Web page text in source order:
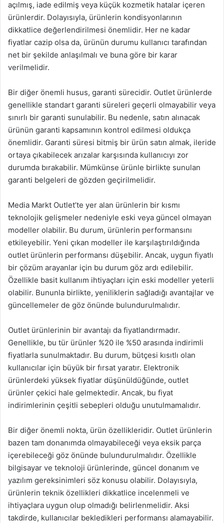
açılmış, iade edilmiş veya küçük kozmetik hatalar içeren
ürünlerdir. Dolayısıyla, ürünlerin kondisyonlarının
dikkatlice değerlendirilmesi önemlidir. Her ne kadar
fiyatlar cazip olsa da, ürünün durumu kullanıcı tarafından
net bir şekilde anlaşılmalı ve buna göre bir karar
verilmelidir.
Bir diğer önemli husus, garanti sürecidir. Outlet ürünlerde
genellikle standart garanti süreleri geçerli olmayabilir veya
sınırlı bir garanti sunulabilir. Bu nedenle, satın alınacak
ürünün garanti kapsamının kontrol edilmesi oldukça
önemlidir. Garanti süresi bitmiş bir ürün satın almak, ileride
ortaya çıkabilecek arızalar karşısında kullanıcıyı zor
durumda bırakabilir. Mümkünse ürünle birlikte sunulan
garanti belgeleri de gözden geçirilmelidir.
Media Markt Outlet’te yer alan ürünlerin bir kısmı
teknolojik gelişmeler nedeniyle eski veya güncel olmayan
modeller olabilir. Bu durum, ürünlerin performansını
etkileyebilir. Yeni çıkan modeller ile karşılaştırıldığında
outlet ürünlerin performansı düşebilir. Ancak, uygun fiyatlı
bir çözüm arayanlar için bu durum göz ardı edilebilir.
Özellikle basit kullanım ihtiyaçları için eski modeller yeterli
olabilir. Bununla birlikte, yeniliklerin sağladığı avantajlar ve
güncellemeler de göz önünde bulundurulmalıdır.
Outlet ürünlerinin bir avantajı da fiyatlandırmadır.
Genellikle, bu tür ürünler %20 ile %50 arasında indirimli
fiyatlarla sunulmaktadır. Bu durum, bütçesi kısıtlı olan
kullanıcılar için büyük bir fırsat yaratır. Elektronik
ürünlerdeki yüksek fiyatlar düşünüldüğünde, outlet
ürünler çekici hale gelmektedir. Ancak, bu fiyat
indirimlerinin çeşitli sebepleri olduğu unutulmamalıdır.
Bir diğer önemli nokta, ürün özellikleridir. Outlet ürünlerin
bazen tam donanımda olmayabileceği veya eksik parça
içerebileceği göz önünde bulundurulmalıdır. Özellikle
bilgisayar ve teknoloji ürünlerinde, güncel donanım ve
yazılım gereksinimleri söz konusu olabilir. Dolayısıyla,
ürünlerin teknik özellikleri dikkatlice incelenmeli ve
ihtiyaçlara uygun olup olmadığı belirlenmelidir. Aksi
takdirde, kullanıcılar bekledikleri performansı alamayabilir.